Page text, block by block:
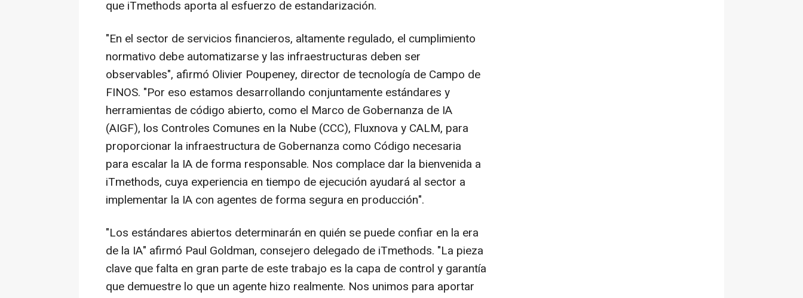
que iTmethods aporta al esfuerzo de estandarización.
"En el sector de servicios financieros, altamente regulado, el cumplimiento
normativo debe automatizarse y las infraestructuras deben ser
observables", afirmó Olivier Poupeney, director de tecnología de Campo de
FINOS. "Por eso estamos desarrollando conjuntamente estándares y
herramientas de código abierto, como el Marco de Gobernanza de IA
(AIGF), los Controles Comunes en la Nube (CCC), Fluxnova y CALM, para
proporcionar la infraestructura de Gobernanza como Código necesaria
para escalar la IA de forma responsable. Nos complace dar la bienvenida a
iTmethods, cuya experiencia en tiempo de ejecución ayudará al sector a
implementar la IA con agentes de forma segura en producción".
"Los estándares abiertos determinarán en quién se puede confiar en la era
de la IA" afirmó Paul Goldman, consejero delegado de iTmethods. "La pieza
clave que falta en gran parte de este trabajo es la capa de control y garantía
que demuestre lo que un agente hizo realmente. Nos unimos para aportar